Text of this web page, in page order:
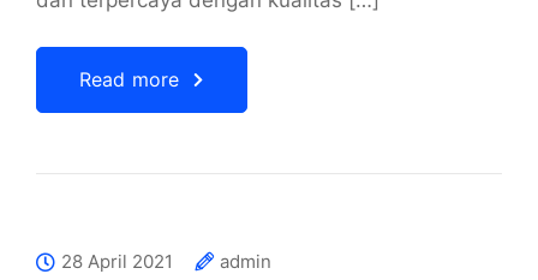
Read more
28 April 2021
admin